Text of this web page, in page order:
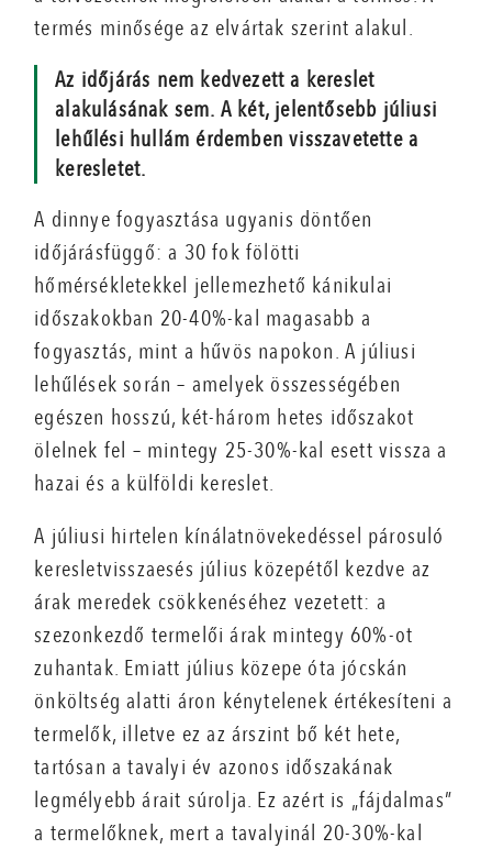
termés minősége az elvártak szerint alakul.
Az időjárás nem kedvezett a kereslet
alakulásának sem. A két, jelentősebb júliusi
lehűlési hullám érdemben visszavetette a
keresletet.
A dinnye fogyasztása ugyanis döntően
időjárásfüggő: a 30 fok fölötti
hőmérsékletekkel jellemezhető kánikulai
időszakokban 20-40%-kal magasabb a
fogyasztás, mint a hűvös napokon. A júliusi
lehűlések során – amelyek összességében
egészen hosszú, két-három hetes időszakot
ölelnek fel – mintegy 25-30%-kal esett vissza a
hazai és a külföldi kereslet.
A júliusi hirtelen kínálatnövekedéssel párosuló
keresletvisszaesés július közepétől kezdve az
árak meredek csökkenéséhez vezetett: a
szezonkezdő termelői árak mintegy 60%-ot
zuhantak. Emiatt július közepe óta jócskán
önköltség alatti áron kénytelenek értékesíteni a
termelők, illetve ez az árszint bő két hete,
tartósan a tavalyi év azonos időszakának
legmélyebb árait súrolja. Ez azért is „fájdalmas”
a termelőknek, mert a tavalyinál 20-30%-kal